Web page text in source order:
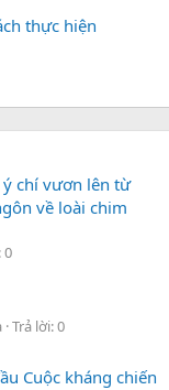
thực hiện
chí vươn lên từ
về loài chim
0
Trả lời: 0
Cuộc kháng chiến